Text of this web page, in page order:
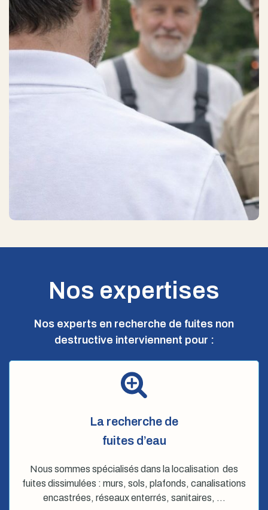
Nos expertises
Nos experts en recherche de fuites non
destructive interviennent pour :
La recherche de
fuites d’eau
Nous sommes spécialisés dans la localisation des
fuites dissimulées : murs, sols, plafonds, canalisations
encastrées, réseaux enterrés, sanitaires, …